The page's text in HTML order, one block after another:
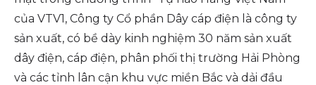
của VTV1, Công ty Cổ phần Dây cáp điện là công ty
sản xuất, có bề dày kinh nghiệm 30 năm sản xuất
dây điện, cáp điện, phân phối thị trường Hải Phòng
và các tỉnh lân cận khu vực miền Bắc và dải đầu